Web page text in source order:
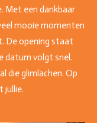
Met een dankbaar
mooie momenten
De opening staat
datum volgt snel.
die glimlachen. Op
jullie.